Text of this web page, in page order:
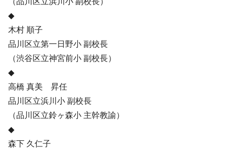
◆
木村 順子
品川区立第一日野小 副校長
（渋谷区立神宮前小 副校長）
◆
高橋 真美 昇任
品川区立浜川小 副校長
（品川区立鈴ヶ森小 主幹教諭）
◆
森下 久仁子